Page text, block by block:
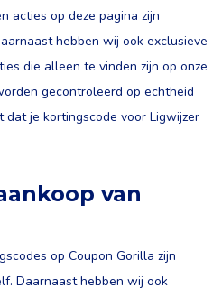
acties op deze pagina zijn
hebben wij ook exclusieve
die alleen te vinden zijn op onze
gecontroleerd op echtheid
je kortingscode voor Ligwijzer
van
op Coupon Gorilla zijn
Daarnaast hebben wij ook